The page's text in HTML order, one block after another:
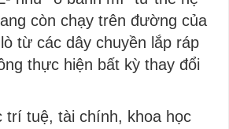
còn chạy trên đường của
từ các dây chuyền lắp ráp
thực hiện bất kỳ thay đổi
trí tuệ, tài chính, khoa học